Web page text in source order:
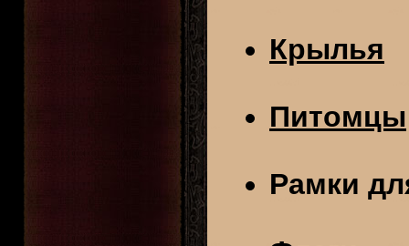
Крылья
Питомцы
Рамки